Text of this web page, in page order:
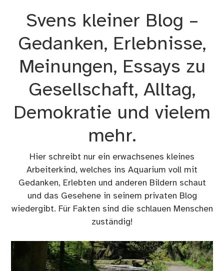
Svens kleiner Blog –
Gedanken, Erlebnisse,
Meinungen, Essays zu
Gesellschaft, Alltag,
Demokratie und vielem
mehr.
Hier schreibt nur ein erwachsenes kleines
Arbeiterkind, welches ins Aquarium voll mit
Gedanken, Erlebten und anderen Bildern schaut
und das Gesehene in seinem privaten Blog
wiedergibt. Für Fakten sind die schlauen Menschen
zuständig!